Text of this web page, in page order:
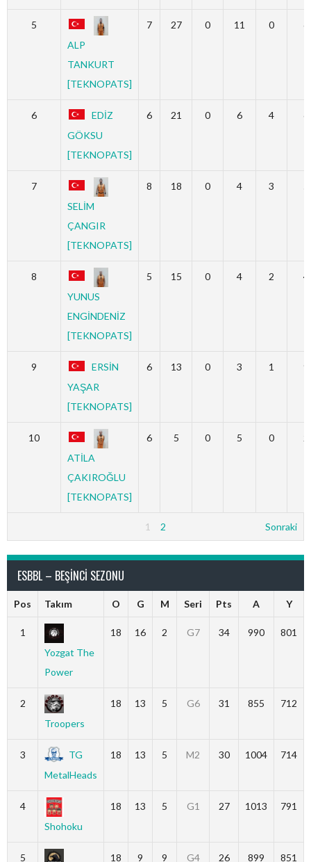
5
ALP
TANKURT
[TEKNOPATS]
7 27 0 11 0 6
6
EDİZ
GÖKSU
[TEKNOPATS]
6 21 0 6 4 6
7
SELİM
ÇANGIR
[TEKNOPATS]
8 18 0 4 3
8
YUNUS
ENGİNDENİZ
[TEKNOPATS]
5 15 0 4 2 4
9
ERSİN
YAŞAR
[TEKNOPATS]
6 13 0 3 1 9
10
ATİLA
ÇAKIROĞLU
[TEKNOPATS]
6 5 0 5 0
1 2 Sonraki
ESBBL – BEŞINCI SEZONU
Pos Takım O G M Seri Pts A Y
1
Yozgat The
Power
18 16 2 G7 34 990 801
2
Troopers
18 13 5 G6 31 855 712
3
TG
MetalHeads
18 13 5 M2 30 1004 714
4
Shohoku
18 13 5 G1 27 1013 791
5 18 9 9 G4 26 899 851